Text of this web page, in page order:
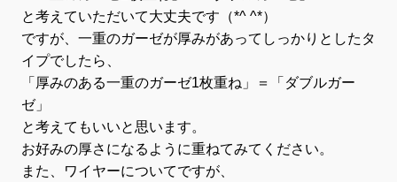
と考えていただいて大丈夫です（*^ ^*）
ですが、一重のガーゼが厚みがあってしっかりとしたタ
イプでしたら、
「厚みのある一重のガーゼ1枚重ね」＝「ダブルガー
ゼ」
と考えてもいいと思います。
お好みの厚さになるように重ねてみてください。
また、ワイヤーについてですが、